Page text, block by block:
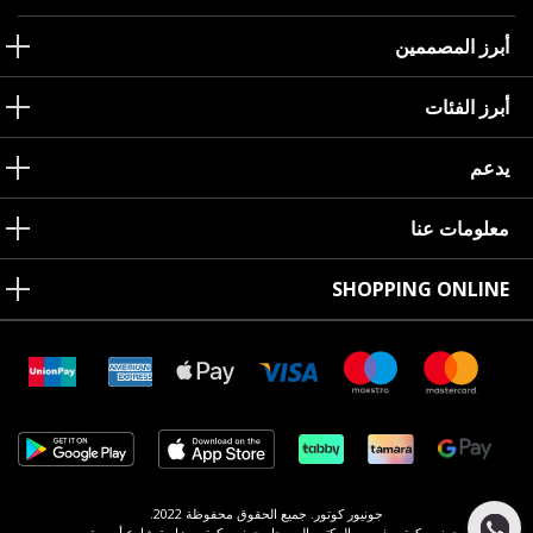
أبرز المصممين
أبرز الفئات
يدعم
معلومات عنا
SHOPPING ONLINE
جونيور كوتور. جميع الحقوق محفوظة 2022.